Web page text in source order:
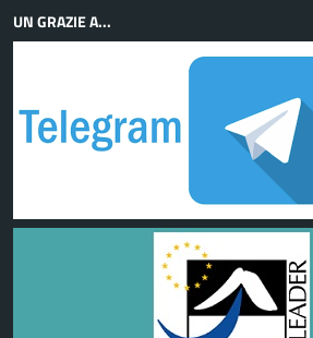
UN GRAZIE A...